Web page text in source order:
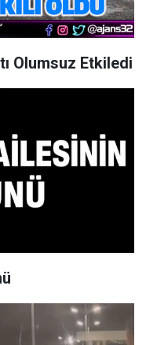
Olumsuz Etkiledi